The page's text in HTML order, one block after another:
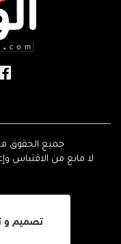
جميع الحقوق
لا مانع من الاقتباس
تصميم و